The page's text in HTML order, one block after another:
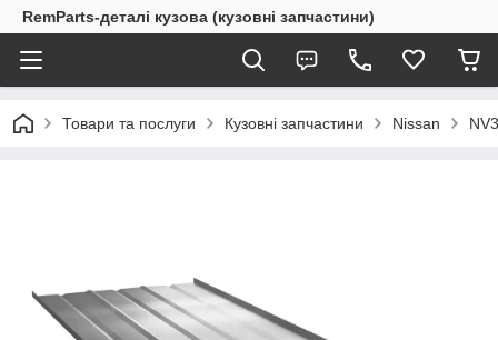
RemParts-деталі кузова (кузовні запчастини)
Товари та послуги Кузовні запчастини Nissan